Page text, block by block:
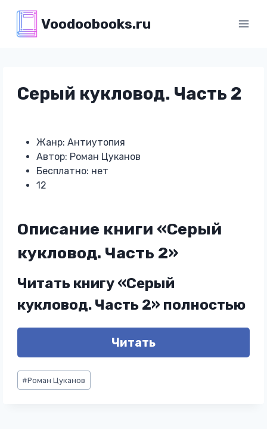
содержимому
Voodoobooks.ru
Серый кукловод. Часть 2
Жанр: Антиутопия
Автор: Роман Цуканов
Бесплатно: нет
12
Описание книги «Серый
кукловод. Часть 2»
Читать книгу «Серый
кукловод. Часть 2» полностью
Читать
Метки
записи:
#Роман Цуканов